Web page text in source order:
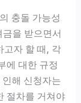
충돌 가능성
을 받으면서
고자 할 때, 각
에 대한 규정
해 신청자는
절차를 거쳐야